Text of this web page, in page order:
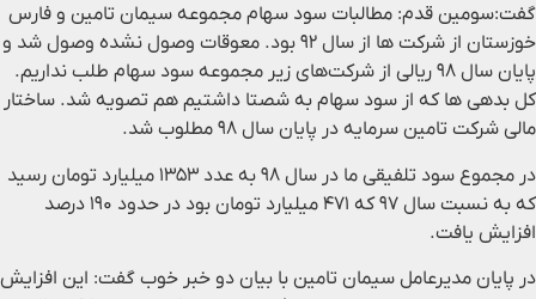
گفت:سومین قدم: مطالبات سود سهام مجموعه سیمان تامین و فارس
خوزستان از شرکت ها از سال ۹۲ بود. معوقات وصول نشده وصول شد و
پایان سال ۹۸ ریالی از شرکت‌های زیر مجموعه سود سهام طلب نداریم.
کل بدهی ها که از سود سهام به شصتا داشتیم هم تصویه شد. ساختار
مالی شرکت تامین سرمایه در پایان سال ۹۸ مطلوب شد.
در مجموع سود تلفیقی ما در سال ۹۸ به عدد ۱۳۵۳ میلیارد تومان رسید
که به نسبت سال ۹۷ که ۴۷۱ میلیارد تومان بود در حدود ۱۹۰ درصد
افزایش یافت.
در پایان مدیرعامل سیمان تامین با بیان دو خبر خوب گفت: این افزایش